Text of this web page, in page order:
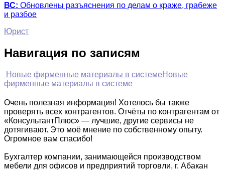
ВС: Обновлены разъяснения по делам о краже, грабеже
и разбое
Юрист
Навигация по записям
Новые фирменные материалы в системеНовые
фирменные материалы в системе
Очень полезная информация! Хотелось бы также
проверять всех контрагентов. Отчёты по контрагентам от
«КонсультантПлюс» — лучшие, другие сервисы не
дотягивают. Это моё мнение по собственному опыту.
Огромное вам спасибо!
Бухгалтер компании, занимающейся производством
мебели для офисов и предприятий торговли, г. Абакан